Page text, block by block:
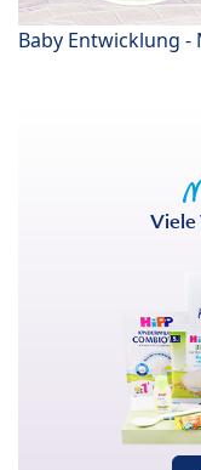
Baby Entwicklung
Viele